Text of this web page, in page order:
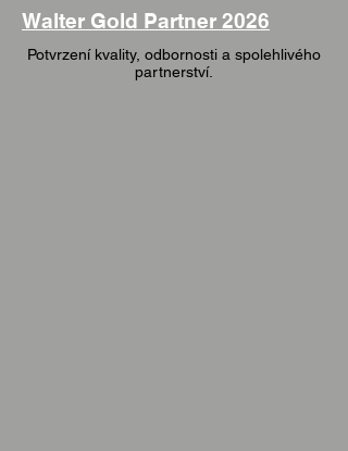
Walter Gold Partner 2026
Potvrzení kvality, odbornosti a spolehlivého
partnerství.